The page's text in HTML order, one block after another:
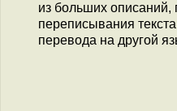
из больших описаний,
переписывания
перевода на другой